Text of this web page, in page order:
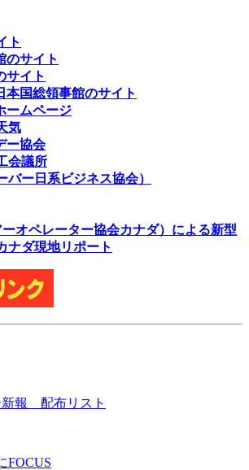
ト
のサイト
サイト
国総領事館のサイト
ームページ
気
ー協会
会議所
ー日系ビジネス協会）
オペレーター協会カナダ）による新型
ナダ現地リポート
新報 配布リスト
FOCUS